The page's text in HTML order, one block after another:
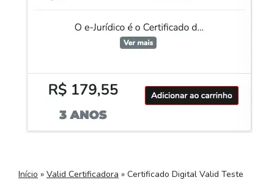
Início » Valid Certificadora » Certificado Digital Valid Teste